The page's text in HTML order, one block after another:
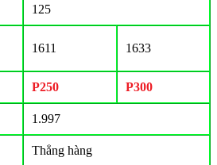
125
1611 1633
P250 P300
1.997
Thẳng hàng